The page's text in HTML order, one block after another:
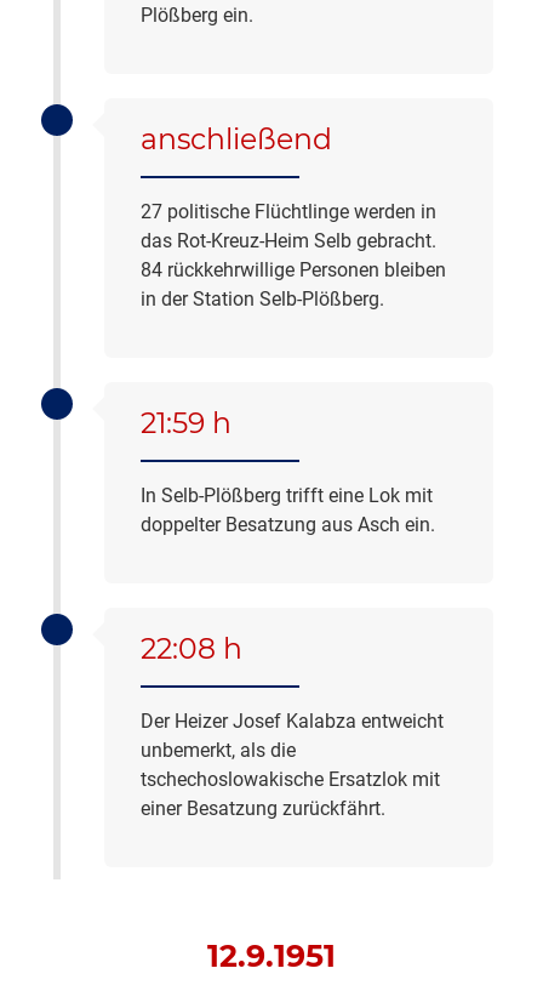
Plößberg ein.
anschließend
27 politische Flüchtlinge werden in
das Rot-Kreuz-Heim Selb gebracht.
84 rückkehrwillige Personen bleiben
in der Station Selb-Plößberg.
21:59 h
In Selb-Plößberg trifft eine Lok mit
doppelter Besatzung aus Asch ein.
22:08 h
Der Heizer Josef Kalabza entweicht
unbemerkt, als die
tschechoslowakische Ersatzlok mit
einer Besatzung zurückfährt.
12.9.1951